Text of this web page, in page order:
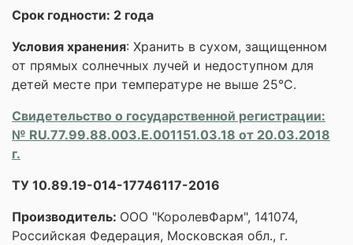
Срок годности: 2 года
Условия хранения: Хранить в сухом, защищенном
от прямых солнечных лучей и недоступном для
детей месте при температуре не выше 25°С.
Свидетельство о государственной регистрации:
№ RU.77.99.88.003.Е.001151.03.18 от 20.03.2018
г.
ТУ 10.89.19-014-17746117-2016
Производитель: ООО "КоролевФарм", 141074,
Российская Федерация, Московская обл., г.